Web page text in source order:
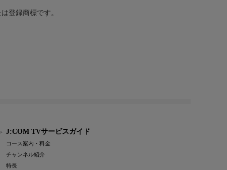
登録商標です。
J:COM TVサービスガイド
コース案内・料金
チャンネル紹介
特長